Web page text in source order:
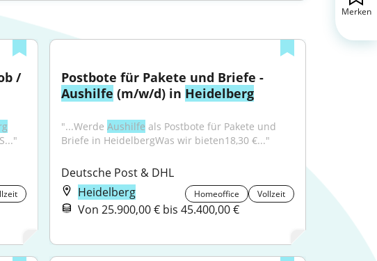
Ferrero Job im Supermarkt Minijob /
Postbote für Pakete und Briefe -
Aushilfe (m/w/d) in Heidelberg
"...Werde Aushilfe als Postbote für Pakete und
Briefe in HeidelbergWas wir bieten18,30 €..."
Deutsche Post & DHL
Heidelberg
Homeoffice Vollzeit
Von 25.900,00 € bis 45.400,00 €
Merken